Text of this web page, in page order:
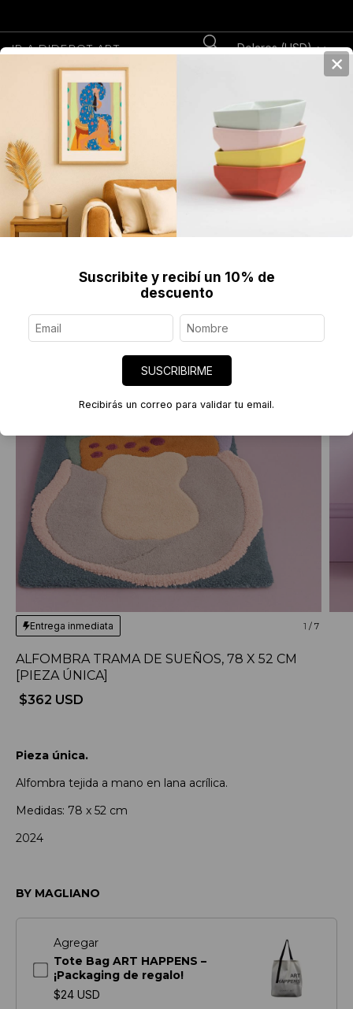
IR A DIDEROT.ART Dolares (USD)
Textil > Alfombras y Tapices
Alfombra Trama de Sueños, 78 x
52 cm [Pieza única]
1 /7
Entrega inmediata
ALFOMBRA TRAMA DE SUEÑOS, 78 X 52 CM
[PIEZA ÚNICA]
$362 USD
Pieza única.
Alfombra tejida a mano en lana acrílica.
Medidas: 78 x 52 cm
2024
BY MAGLIANO
Agregar
Tote Bag ART HAPPENS –
¡Packaging de regalo!
$24 USD
×
Suscribite y recibí un 10% de
descuento
SUSCRIBIRME
Recibirás un correo para validar tu email.